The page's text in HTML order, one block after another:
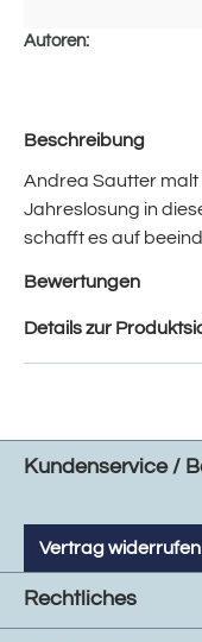
Autoren:
Beschreibung
Andrea Sautter
Jahreslosung in
schafft es auf
Bewertungen
Details zur
Kundenservice /
Vertrag widerrufen
Rechtliches